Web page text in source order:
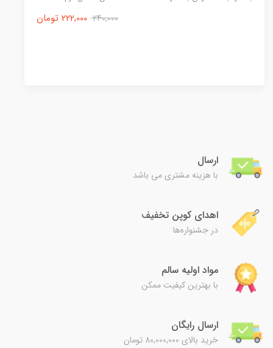
ارسال
با هزینه مشتری می باشد
اهدای کوپن تخفیف
در جشنواره‌ها
مواد اولیه سالم
با بهترین کیفیت ممکن
ارسال رایگان
خرید بالای 80,000,000 تومان